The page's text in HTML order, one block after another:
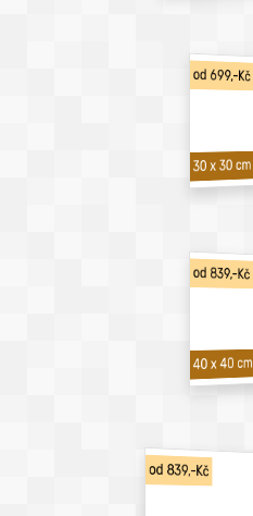
od 699,-Kč
30 x 30 cm
od 839,-Kč
40 x 40 cm
od 839,-Kč